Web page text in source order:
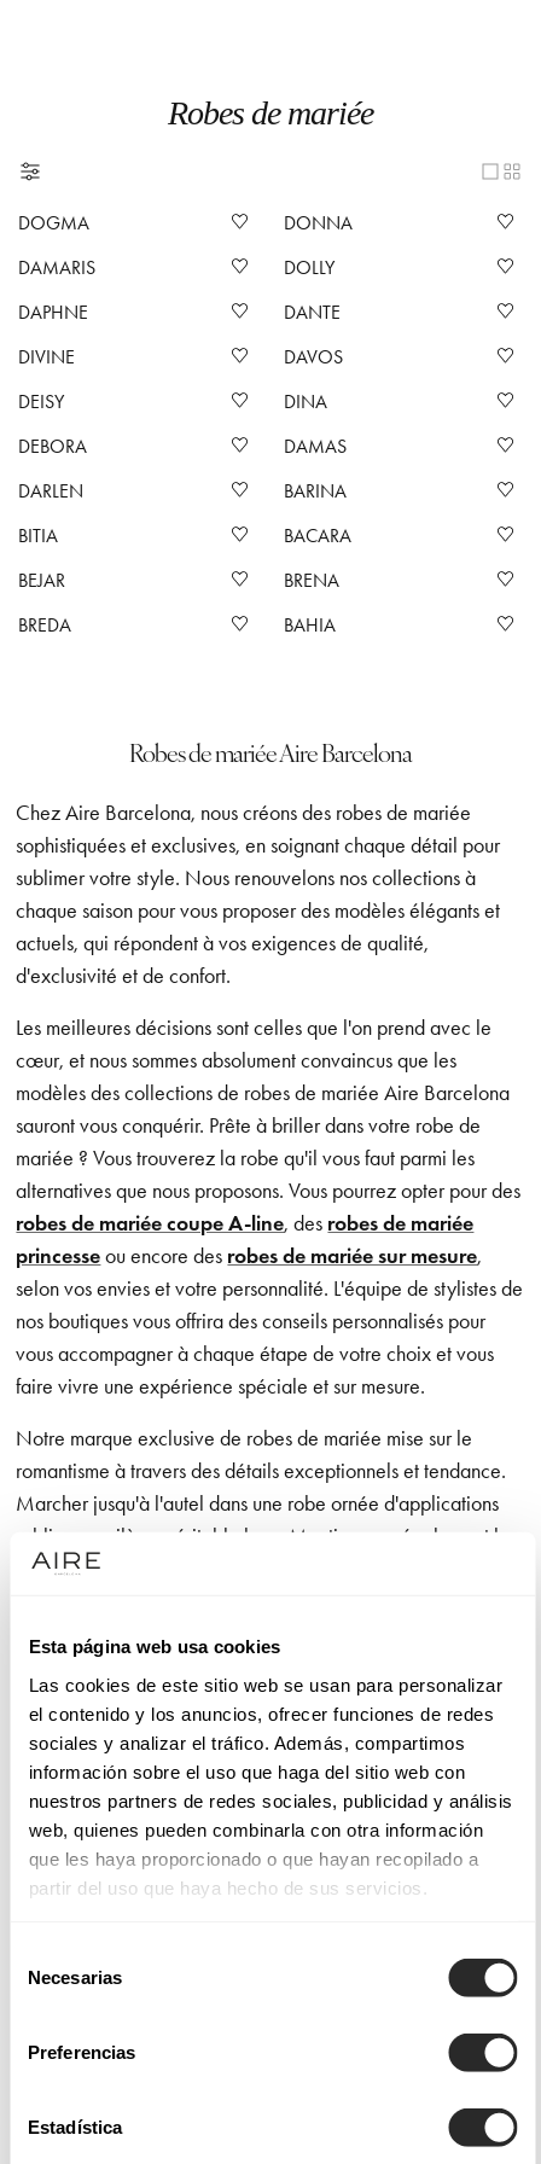
Esta página web usa cookies
Las cookies de este sitio web se usan para personalizar
el contenido y los anuncios, ofrecer funciones de redes
sociales y analizar el tráfico. Además, compartimos
información sobre el uso que haga del sitio web con
nuestros partners de redes sociales, publicidad y análisis
web, quienes pueden combinarla con otra información
que les haya proporcionado o que hayan recopilado a
partir del uso que haya hecho de sus servicios.
Necesarias
Preferencias
Estadística
Robes de mariée
DOGMA
DONNA
DAMARIS
DOLLY
DAPHNE
DANTE
DIVINE
DAVOS
DEISY
DINA
DEBORA
DAMAS
DARLEN
BARINA
BITIA
BACARA
BEJAR
BRENA
BREDA
BAHIA
Robes de mariée Aire Barcelona
Chez Aire Barcelona, nous créons des robes de mariée
sophistiquées et exclusives, en soignant chaque détail pour
sublimer votre style. Nous renouvelons nos collections à
chaque saison pour vous proposer des modèles élégants et
actuels, qui répondent à vos exigences de qualité,
d'exclusivité et de confort.
Les meilleures décisions sont celles que l'on prend avec le
cœur, et nous sommes absolument convaincus que les
modèles des collections de robes de mariée Aire Barcelona
sauront vous conquérir. Prête à briller dans votre robe de
mariée ? Vous trouverez la robe qu'il vous faut parmi les
alternatives que nous proposons. Vous pourrez opter pour des
robes de mariée coupe A-line, des robes de mariée
princesseou encore des robes de mariée sur mesure,
selon vos envies et votre personnalité. L'équipe de stylistes de
nos boutiques vous offrira des conseils personnalisés pour
vous accompagner à chaque étape de votre choix et vous
faire vivre une expérience spéciale et sur mesure.
Notre marque exclusive de robes de mariée mise sur le
romantisme à travers des détails exceptionnels et tendance.
Marcher jusqu'à l'autel dans une robe ornée d'applications
sublimes, voilà un véritable luxe. Mentionnons également les
designs aux lignes épurées qui offrent à la mariée une grande
tissus nobles utilisés pour chaque modèle, un régal pour la
Tissus et styles de nos robes de mariée
Les robes de mariée Aire Barcelona intègrent des finitions et
des applications qui permettent de créer des modèles
magnifiques et saisissants, telles lesrobes de mariée de
coupe sirène, ajustées du bustier jusqu'aux hanches, afin
Barcelona, Aire Boho, Aire Royale et Aire Diamond, vous
mais également des tissus légers soigneusement sélectionnés
qui offrent un tombé fluide ou des dentelles subtiles pour